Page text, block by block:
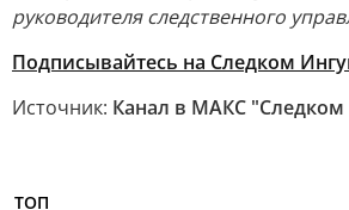
руководителя следственного
Подписывайтесь на Следком
Источник: Канал в МАКС
ТОП